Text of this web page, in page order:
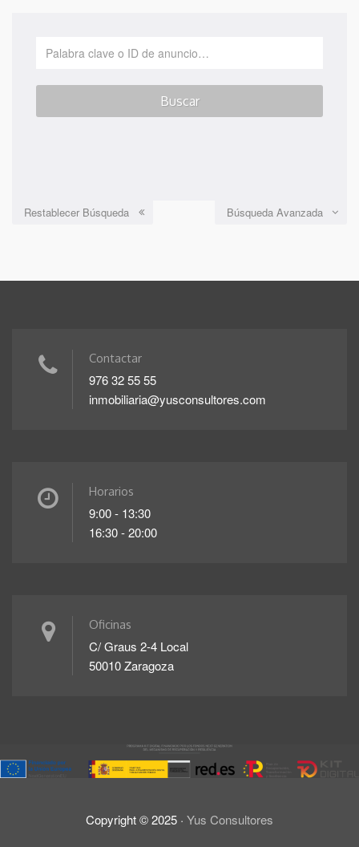
Búsqueda Avanzada
Restablecer Búsqueda
Contactar
976 32 55 55
inmobiliaria@yusconsultores.com
Horarios
9:00 - 13:30
16:30 - 20:00
Oficinas
C/ Graus 2-4 Local
50010 Zaragoza
Copyright ©2025 · Yus Consultores